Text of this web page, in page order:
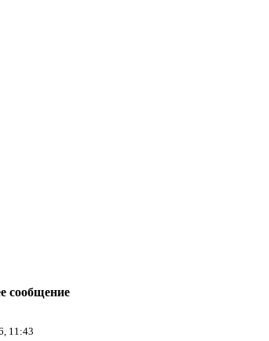
сообщение
11:43